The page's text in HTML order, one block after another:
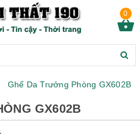
0
Ghế Da Trưởng Phòng GX602B
GX602B